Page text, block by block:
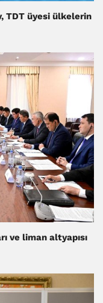
TDT üyesi ülkelerin
ve liman altyapısı